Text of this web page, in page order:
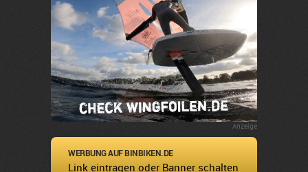
Anzeige
WERBUNG AUF BINBIKEN.DE
Link eintragen oder Banner schalten